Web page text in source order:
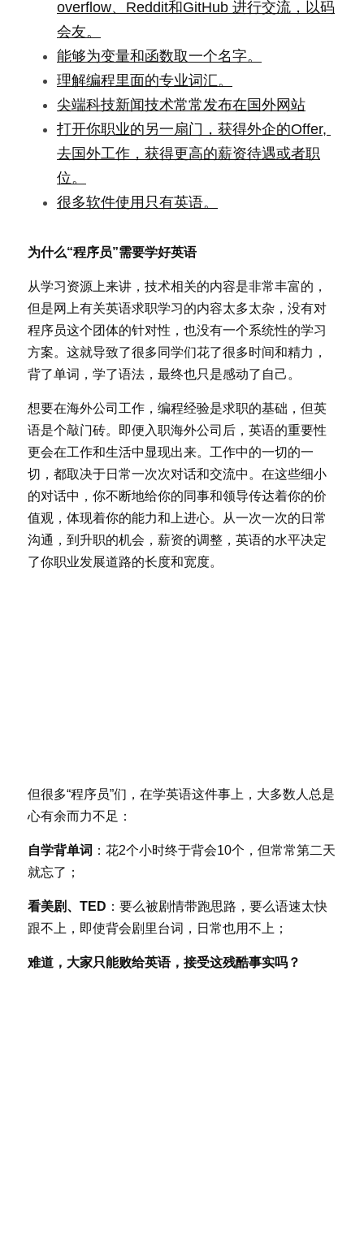
overflow、Reddit和GitHub 进行交流，以码
会友。
能够为变量和函数取一个名字。
理解编程里面的专业词汇。
尖端科技新闻技术常常发布在国外网站
打开你职业的另一扇门，获得外企的Offer,
去国外工作，获得更高的薪资待遇或者职
位。
很多软件使用只有英语。
为什么“程序员”需要学好英语
从学习资源上来讲，技术相关的内容是非常丰富的，
但是网上有关英语求职学习的内容太多太杂，没有对
程序员这个团体的针对性，也没有一个系统性的学习
方案。这就导致了很多同学们花了很多时间和精力，
背了单词，学了语法，最终也只是感动了自己。
想要在海外公司工作，编程经验是求职的基础，但英
语是个敲门砖。即便入职海外公司后，英语的重要性
更会在工作和生活中显现出来。工作中的一切的一
切，都取决于日常一次次对话和交流中。在这些细小
的对话中，你不断地给你的同事和领导传达着你的价
值观，体现着你的能力和上进心。从一次一次的日常
沟通，到升职的机会，薪资的调整，英语的水平决定
了你职业发展道路的长度和宽度。
但很多“程序员”们，在学英语这件事上，大多数人总是
心有余而力不足：
自学背单词 ：花2个小时终于背会10个，但常常第二天
就忘了；
看美剧、TED ：要么被剧情带跑思路，要么语速太快
跟不上，即使背会剧里台词，日常也用不上；
难道，大家只能败给英语，接受这残酷事实吗？